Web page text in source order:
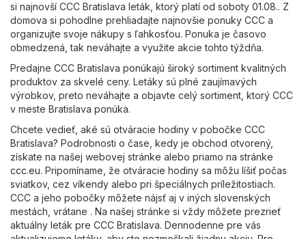
si najnovší CCC Bratislava leták, ktorý platí od soboty 01.08.. Z
domova si pohodlne prehliadajte najnovšie ponuky CCC a
organizujte svoje nákupy s ľahkosťou. Ponuka je časovo
obmedzená, tak neváhajte a využite akcie tohto týždňa.
Predajne CCC Bratislava ponúkajú široký sortiment kvalitných
produktov za skvelé ceny. Letáky sú plné zaujímavých
výrobkov, preto neváhajte a objavte celý sortiment, ktorý CCC
v meste Bratislava ponúka.
Chcete vedieť, aké sú otváracie hodiny v pobočke CCC
Bratislava? Podrobnosti o čase, kedy je obchod otvorený,
získate na našej webovej stránke alebo priamo na stránke
ccc.eu. Pripomíname, že otváracie hodiny sa môžu líšiť počas
sviatkov, cez víkendy alebo pri špeciálnych príležitostiach.
CCC a jeho pobočky môžete nájsť aj v iných slovenských
mestách, vrátane . Na našej stránke si vždy môžete prezrieť
aktuálny leták pre CCC Bratislava. Dennodenne pre vás